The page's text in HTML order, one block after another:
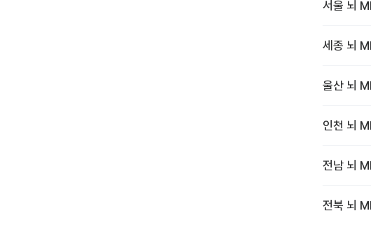
서울 뇌
세종 뇌
울산 뇌
인천 뇌
전남 뇌
전북 뇌